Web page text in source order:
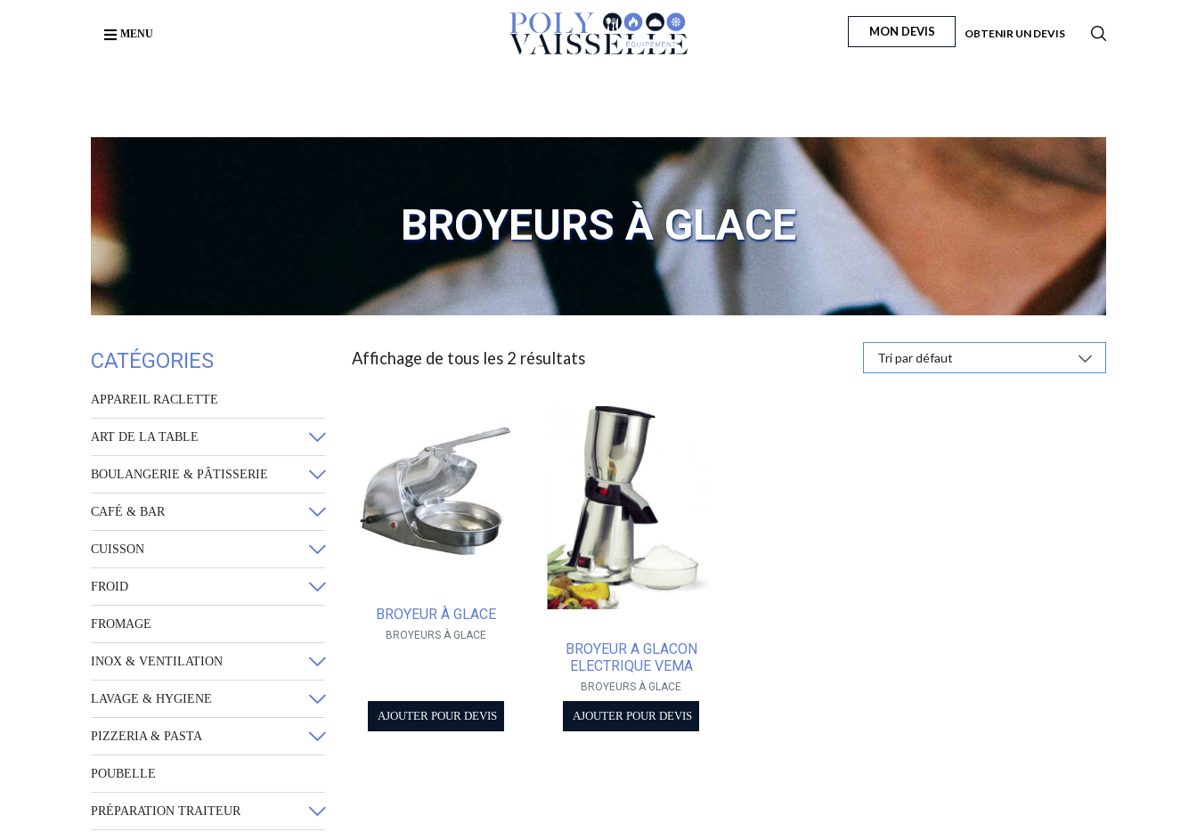
MENU MON DEVIS OBTENIR UN DEVIS
BROYEURS À GLACE
CATÉGORIES
APPAREIL RACLETTE
ART DE LA TABLE
BOULANGERIE & PÂTISSERIE
CAFÉ & BAR
CUISSON
FROID
FROMAGE
INOX & VENTILATION
LAVAGE & HYGIENE
PIZZERIA & PASTA
POUBELLE
PRÉPARATION TRAITEUR
Affichage de tous les 2 résultats
BROYEUR À GLACE
BROYEURS À GLACE
AJOUTER POUR DEVIS
BROYEUR A GLACON
ELECTRIQUE VEMA
BROYEURS À GLACE
AJOUTER POUR DEVIS